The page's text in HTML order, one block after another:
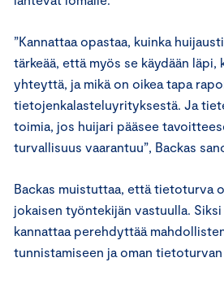
”Kannattaa opastaa, kuinka
tärkeää, että myös se käydään läpi,
yhteyttä, ja mikä on oikea tapa
tietojenkalasteluyrityksestä. Ja
toimia, jos huijari pääsee
turvallisuus vaarantuu”, Backas
Backas muistuttaa, että tietoturva
jokaisen työntekijän vastuulla.
kannattaa perehdyttää
tunnistamiseen ja oman tietoturvan